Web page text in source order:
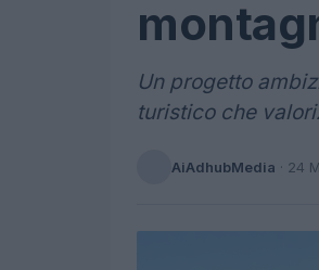
Un progetto
turistico che
AiAdhubMedia · 24